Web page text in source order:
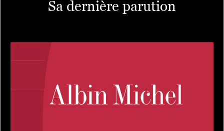
Sa dernière parution